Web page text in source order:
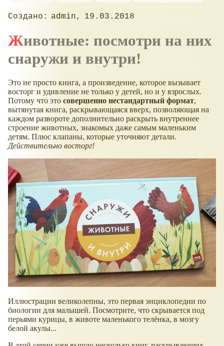
admin 19.03.2018
Животные: посмотри на них
снаружи и внутри!
Это не просто книга, а произведение, которое вызывает
восторг и удивление не только у детей, но и у взрослых.
Потому что это совершенно нестандартный формат,
вытянутая книга, раскрывающаяся вверх, позволяющая на
каждом развороте дополнительно раскрыть внутреннее
строение животных, знакомых даже самым маленьким
детям. Плюс клапаны, которые уточняют детали.
Действительно восторг!
Иллюстрации великолепны, это первая энциклопедии по
биологии для малышей. Посмотрите, что скрывается под
перьями курицы, в животе маленького телёнка, в мозгу
белой акулы...